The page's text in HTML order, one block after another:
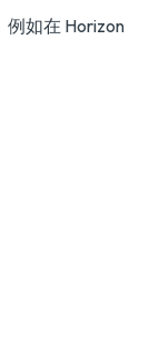
如在 Horizon